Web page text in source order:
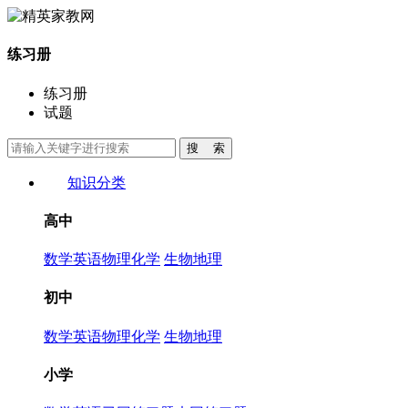
练习册
练习册
试题
知识分类
高中
数学英语物理化学 生物地理
初中
数学英语物理化学 生物地理
小学